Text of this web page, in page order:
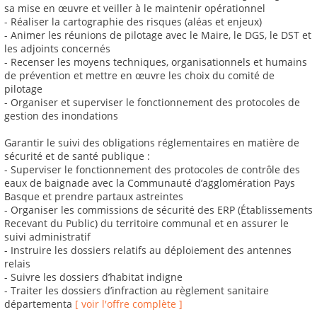
sa mise en œuvre et veiller à le maintenir opérationnel
- Réaliser la cartographie des risques (aléas et enjeux)
- Animer les réunions de pilotage avec le Maire, le DGS, le DST et
les adjoints concernés
- Recenser les moyens techniques, organisationnels et humains
de prévention et mettre en œuvre les choix du comité de
pilotage
- Organiser et superviser le fonctionnement des protocoles de
gestion des inondations
Garantir le suivi des obligations réglementaires en matière de
sécurité et de santé publique :
- Superviser le fonctionnement des protocoles de contrôle des
eaux de baignade avec la Communauté d’agglomération Pays
Basque et prendre partaux astreintes
- Organiser les commissions de sécurité des ERP (Établissements
Recevant du Public) du territoire communal et en assurer le
suivi administratif
- Instruire les dossiers relatifs au déploiement des antennes
relais
- Suivre les dossiers d’habitat indigne
- Traiter les dossiers d’infraction au règlement sanitaire
départementa [ voir l'offre complète ]